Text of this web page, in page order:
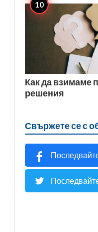
Как да взимаме
решения
Свържете се с